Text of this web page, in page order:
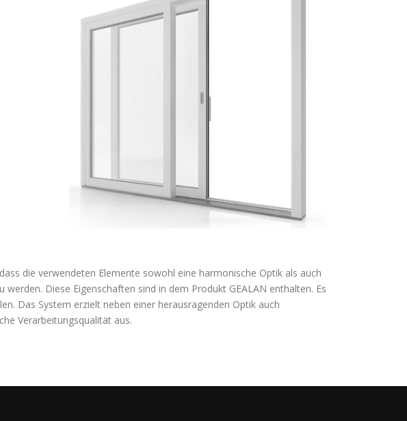
die verwendeten Elemente sowohl eine harmonische Optik als auch
Diese Eigenschaften sind in dem Produkt GEALAN enthalten. Es
Das System erzielt neben einer herausragenden Optik auch
Verarbeitungsqualität aus.